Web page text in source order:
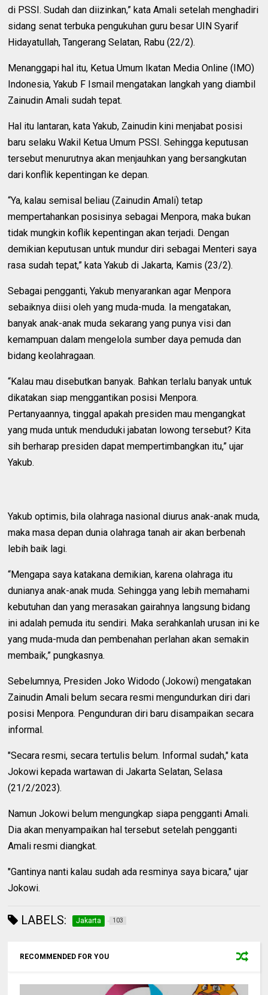
di PSSI. Sudah dan diizinkan,” kata Amali setelah menghadiri
sidang senat terbuka pengukuhan guru besar UIN Syarif
Hidayatullah, Tangerang Selatan, Rabu (22/2).
Menanggapi hal itu, Ketua Umum Ikatan Media Online (IMO)
Indonesia, Yakub F Ismail mengatakan langkah yang diambil
Zainudin Amali sudah tepat.
Hal itu lantaran, kata Yakub, Zainudin kini menjabat posisi
baru selaku Wakil Ketua Umum PSSI. Sehingga keputusan
tersebut menurutnya akan menjauhkan yang bersangkutan
dari konflik kepentingan ke depan.
“Ya, kalau semisal beliau (Zainudin Amali) tetap
mempertahankan posisinya sebagai Menpora, maka bukan
tidak mungkin koflik kepentingan akan terjadi. Dengan
demikian keputusan untuk mundur diri sebagai Menteri saya
rasa sudah tepat,” kata Yakub di Jakarta, Kamis (23/2).
Sebagai pengganti, Yakub menyarankan agar Menpora
sebaiknya diisi oleh yang muda-muda. Ia mengatakan,
banyak anak-anak muda sekarang yang punya visi dan
kemampuan dalam mengelola sumber daya pemuda dan
bidang keolahragaan.
“Kalau mau disebutkan banyak. Bahkan terlalu banyak untuk
dikatakan siap menggantikan posisi Menpora.
Pertanyaannya, tinggal apakah presiden mau mengangkat
yang muda untuk menduduki jabatan lowong tersebut? Kita
sih berharap presiden dapat mempertimbangkan itu,” ujar
Yakub.
Yakub optimis, bila olahraga nasional diurus anak-anak muda,
maka masa depan dunia olahraga tanah air akan berbenah
lebih baik lagi.
“Mengapa saya katakana demikian, karena olahraga itu
dunianya anak-anak muda. Sehingga yang lebih memahami
kebutuhan dan yang merasakan gairahnya langsung bidang
ini adalah pemuda itu sendiri. Maka serahkanlah urusan ini ke
yang muda-muda dan pembenahan perlahan akan semakin
membaik,” pungkasnya.
Sebelumnya, Presiden Joko Widodo (Jokowi) mengatakan
Zainudin Amali belum secara resmi mengundurkan diri dari
posisi Menpora. Pengunduran diri baru disampaikan secara
informal.
"Secara resmi, secara tertulis belum. Informal sudah," kata
Jokowi kepada wartawan di Jakarta Selatan, Selasa
(21/2/2023).
Namun Jokowi belum mengungkap siapa pengganti Amali.
Dia akan menyampaikan hal tersebut setelah pengganti
Amali resmi diangkat.
"Gantinya nanti kalau sudah ada resminya saya bicara," ujar
Jokowi.
LABELS: Jakarta 103
RECOMMENDED FOR YOU